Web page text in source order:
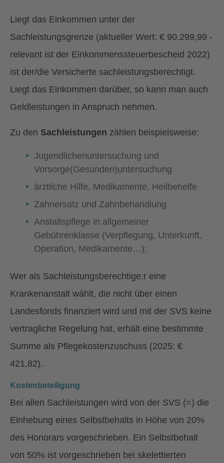
Liegt das Einkommen unter der
Sachleistungsgrenze (aktueller Wert: € 90.299,99 -
relevant ist der Einkommenssteuerbescheid 2022)
ist der/die Versicherte sachleistungsberechtigt.
Liegt das Einkommen darüber, so kann man auch
Geldleistungen in Anspruch nehmen.
Zu den Sachleistungen zählen beispielsweise:
Jugendlichenuntersuchung und
Vorsorge(Gesunden)untersuchung
ärztliche Hilfe, Medikamente, Heilbehelfe
Zahnersatz und Zahnbehandlung
Anstaltspflege in allgemeiner
Gebührenklasse (Verpflegung, Unterkunft,
Operation, Medikamente…);
Wer als Sachleistungsberechtige:r eine
Krankenanstalt wählt, die nicht über einen
Landesfonds finanziert wird und mit der SVS keine
vertragliche Regelung hat, erhält eine bestimmte
Summe als Pflegekostenzuschuss (2025: €
421,82).
Kostenbeteiligung
Bei allen Sachleistungen wird von der SVS (=) die
Einhebung eines Selbstbehalts in Höhe von 20%
des Honorars vorgeschrieben. Ein Selbstbehalt
von 50% ist vorgeschrieben bei skelettierten